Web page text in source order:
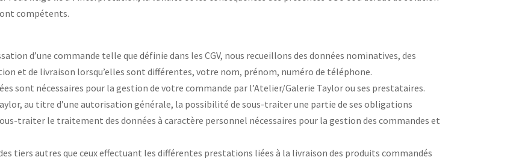
compétents.
d’une commande telle que définie dans les CGV, nous recueillons des données nominatives, des
et de livraison lorsqu’elles sont différentes, votre nom, prénom, numéro de téléphone.
sont nécessaires pour la gestion de votre commande par l’Atelier/Galerie Taylor ou ses prestataires.
au titre d’une autorisation générale, la possibilité de sous-traiter une partie de ses obligations
traiter le traitement des données à caractère personnel nécessaires pour la gestion des commandes et
tiers autres que ceux effectuant les différentes prestations liées à la livraison des produits commandés